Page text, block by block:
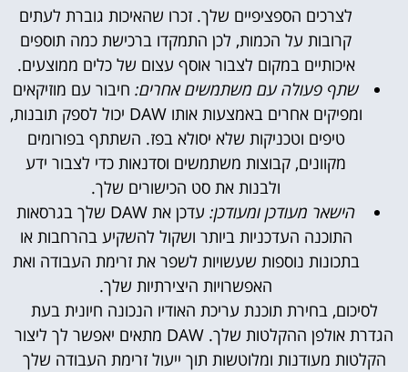
לצרכים הספציפיים שלך. זכרו שהאיכות גוברת לעתים
קרובות על הכמות, לכן התמקדו ברכישת כמה תוספים
איכותיים במקום לצבור אוסף עצום של כלים ממוצעים.
שתף פעולה עם משתמשים אחרים: חיבור עם מוזיקאים
ומפיקים אחרים באמצעות אותו DAW יכול לספק תובנות,
טיפים וטכניקות שלא יסולא בפז. השתתף בפורומים
מקוונים, קבוצות משתמשים וסדנאות כדי לצבור ידע
ולבנות את סט הכישורים שלך.
הישאר מעודכן ומעודכן:
עדכן את DAW שלך בגרסאות
התוכנה העדכניות ביותר ושקול להשקיע בהרחבות או
בתכונות נוספות שעשויות לשפר את זרימת העבודה ואת
האפשרויות היצירתיות שלך.
לסיכום, בחירת תוכנת עריכת האודיו הנכונה חיונית בעת
הגדרת אולפן ההקלטות שלך. DAW מתאים יאפשר לך ליצור
הקלטות מעודנות ומלוטשות תוך ייעול זרימת העבודה שלך